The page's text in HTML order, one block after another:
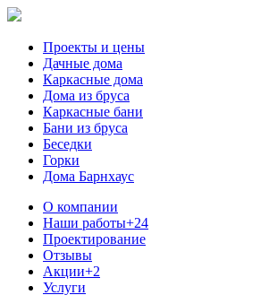
Проекты и цены
Дачные дома
Каркасные дома
Дома из бруса
Каркасные бани
Бани из бруса
Беседки
Горки
Дома Барнхаус
О компании
Наши работы+24
Проектирование
Отзывы
Акции+2
Услуги